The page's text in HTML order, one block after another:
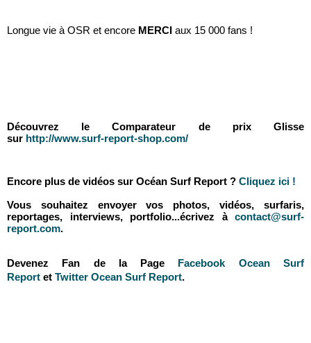
Longue vie à OSR et encore MERCI aux 15 000 fans !
Découvrez le Comparateur de prix Glisse
sur http://www.surf-report-shop.com/
Encore plus de vidéos sur Océan Surf Report ? Cliquez ici !
Vous souhaitez envoyer vos photos, vidéos, surfaris,
reportages, interviews, portfolio...écrivez à
contact@surf-
report.com.
Devenez Fan de la Page Facebook Ocean Surf
Report et Twitter Ocean Surf Report.